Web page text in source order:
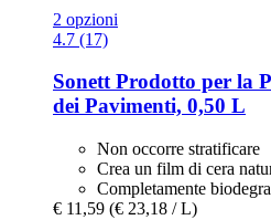
2 opzioni
4.7 (17)
SonettProdotto per la
dei Pavimenti, 0,50 L
Non occorre stratificare
Crea un film di cera
Completamente
€ 11,59 (€ 23,18 / L)